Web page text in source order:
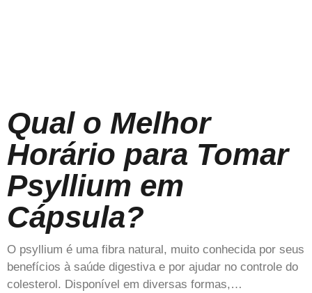
Qual o Melhor
Horário para Tomar
Psyllium em
Cápsula?
O psyllium é uma fibra natural, muito conhecida por seus
benefícios à saúde digestiva e por ajudar no controle do
colesterol. Disponível em diversas formas,…